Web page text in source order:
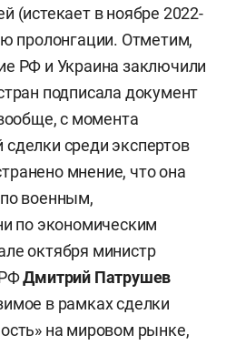
(истекает в ноябре 2022-
пролонгации. Отметим,
РФ и Украина заключили
подписала документ
с момента
среди экспертов
мнение, что она
военным,
по экономическим
октября министр
РФДмитрий Патрушев
в рамках сделки
на мировом рынке,